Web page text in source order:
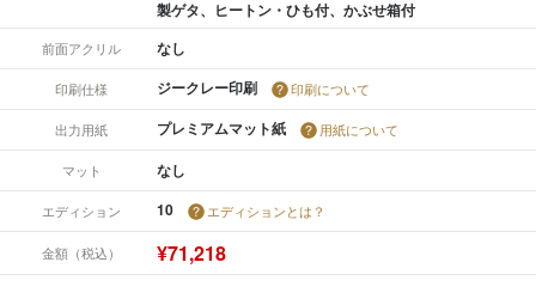
製ゲタ、ヒートン・ひも付、かぶせ箱付
前面アクリル なし
印刷仕様 ジークレー印刷 印刷について
出力用紙 プレミアムマット紙 用紙について
マット なし
エディション 10 エディションとは？
金額（税込） ¥71,218